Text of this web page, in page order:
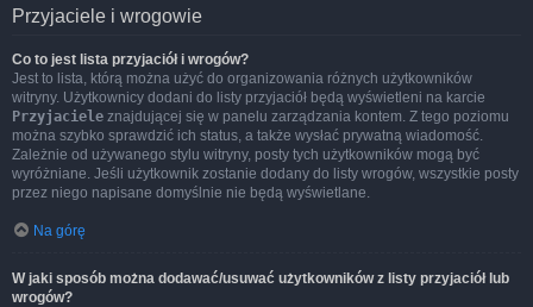
Przyjaciele i wrogowie
Co to jest lista przyjaciół i wrogów?
Jest to lista, którą można użyć do organizowania różnych użytkowników
witryny. Użytkownicy dodani do listy przyjaciół będą wyświetleni na karcie
Przyjaciele znajdującej się w panelu zarządzania kontem. Z tego poziomu
można szybko sprawdzić ich status, a także wysłać prywatną wiadomość.
Zależnie od używanego stylu witryny, posty tych użytkowników mogą być
wyróżniane. Jeśli użytkownik zostanie dodany do listy wrogów, wszystkie posty
przez niego napisane domyślnie nie będą wyświetlane.
Na górę
W jaki sposób można dodawać/usuwać użytkowników z listy przyjaciół lub
wrogów?